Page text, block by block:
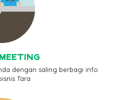
dengan saling berbagi info
Tara